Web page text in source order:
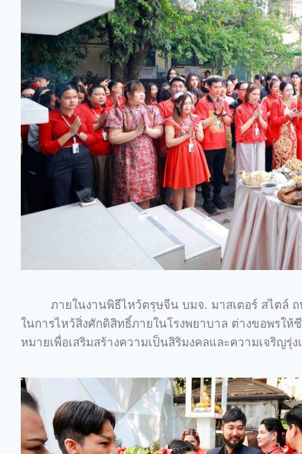
ภายในงานพิธีไหว้ตรุษจีน บมจ. มาสเตอร์ สไตล์
ในการไหว้สิ่งศักดิสิทธิ์ภายในโรงพยาบาล ต่างขอพรให้
หมายเพื่อเสริมสร้างความเป็นสิริมงคลและความเจริญรุ่